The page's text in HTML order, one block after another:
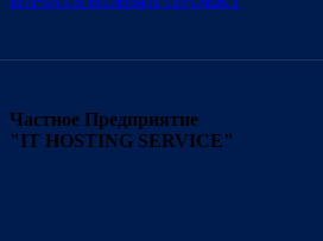
Частное Предприятие
"IT HOSTING SERVICE"